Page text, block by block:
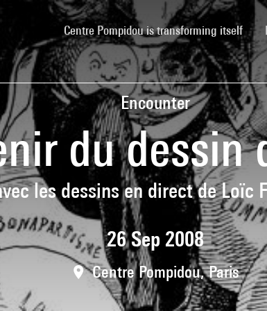
Centre Pompidou is transforming itself
Encounter
du dessin
les dessins en direct de Loïc
26 Sep 2008
Centre Pompidou, Paris